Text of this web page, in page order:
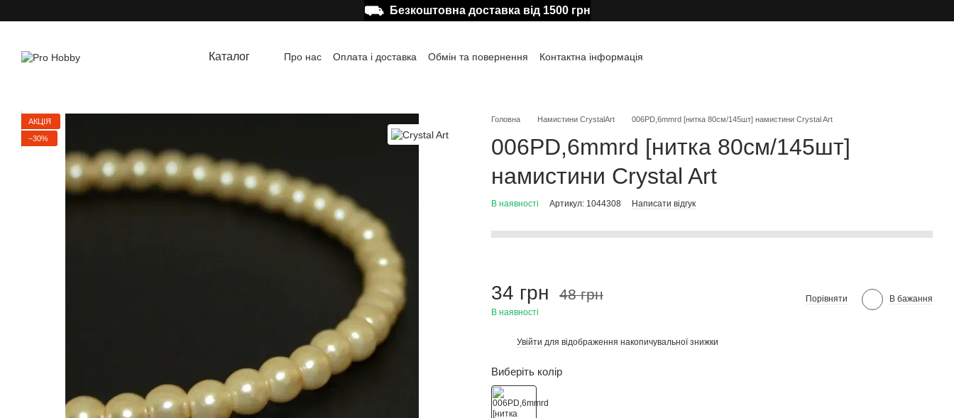
⛟ Безкоштовна доставка від 1500 грн
Каталог Про нас Оплата і доставка Обмін та повернення
Контактна інформація
АКЦІЯ
−30%
Головна Намистини CrystalArt 006PD,6mmrd [нитка 80см/145шт] намистини Crystal Art
006PD,6mmrd [нитка 80см/145шт]
намистини Crystal Art
В наявності Артикул: 1044308 Написати відгук
34 грн 48 грн
В наявності
Порівняти В бажання
Увійти для відображення накопичувальної знижки
Виберіть колір